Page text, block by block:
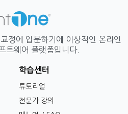
정에 입문하기에 이상적인 온라인
트웨어 플랫폼입니다.
학습센터
튜토리얼
전문가 강의